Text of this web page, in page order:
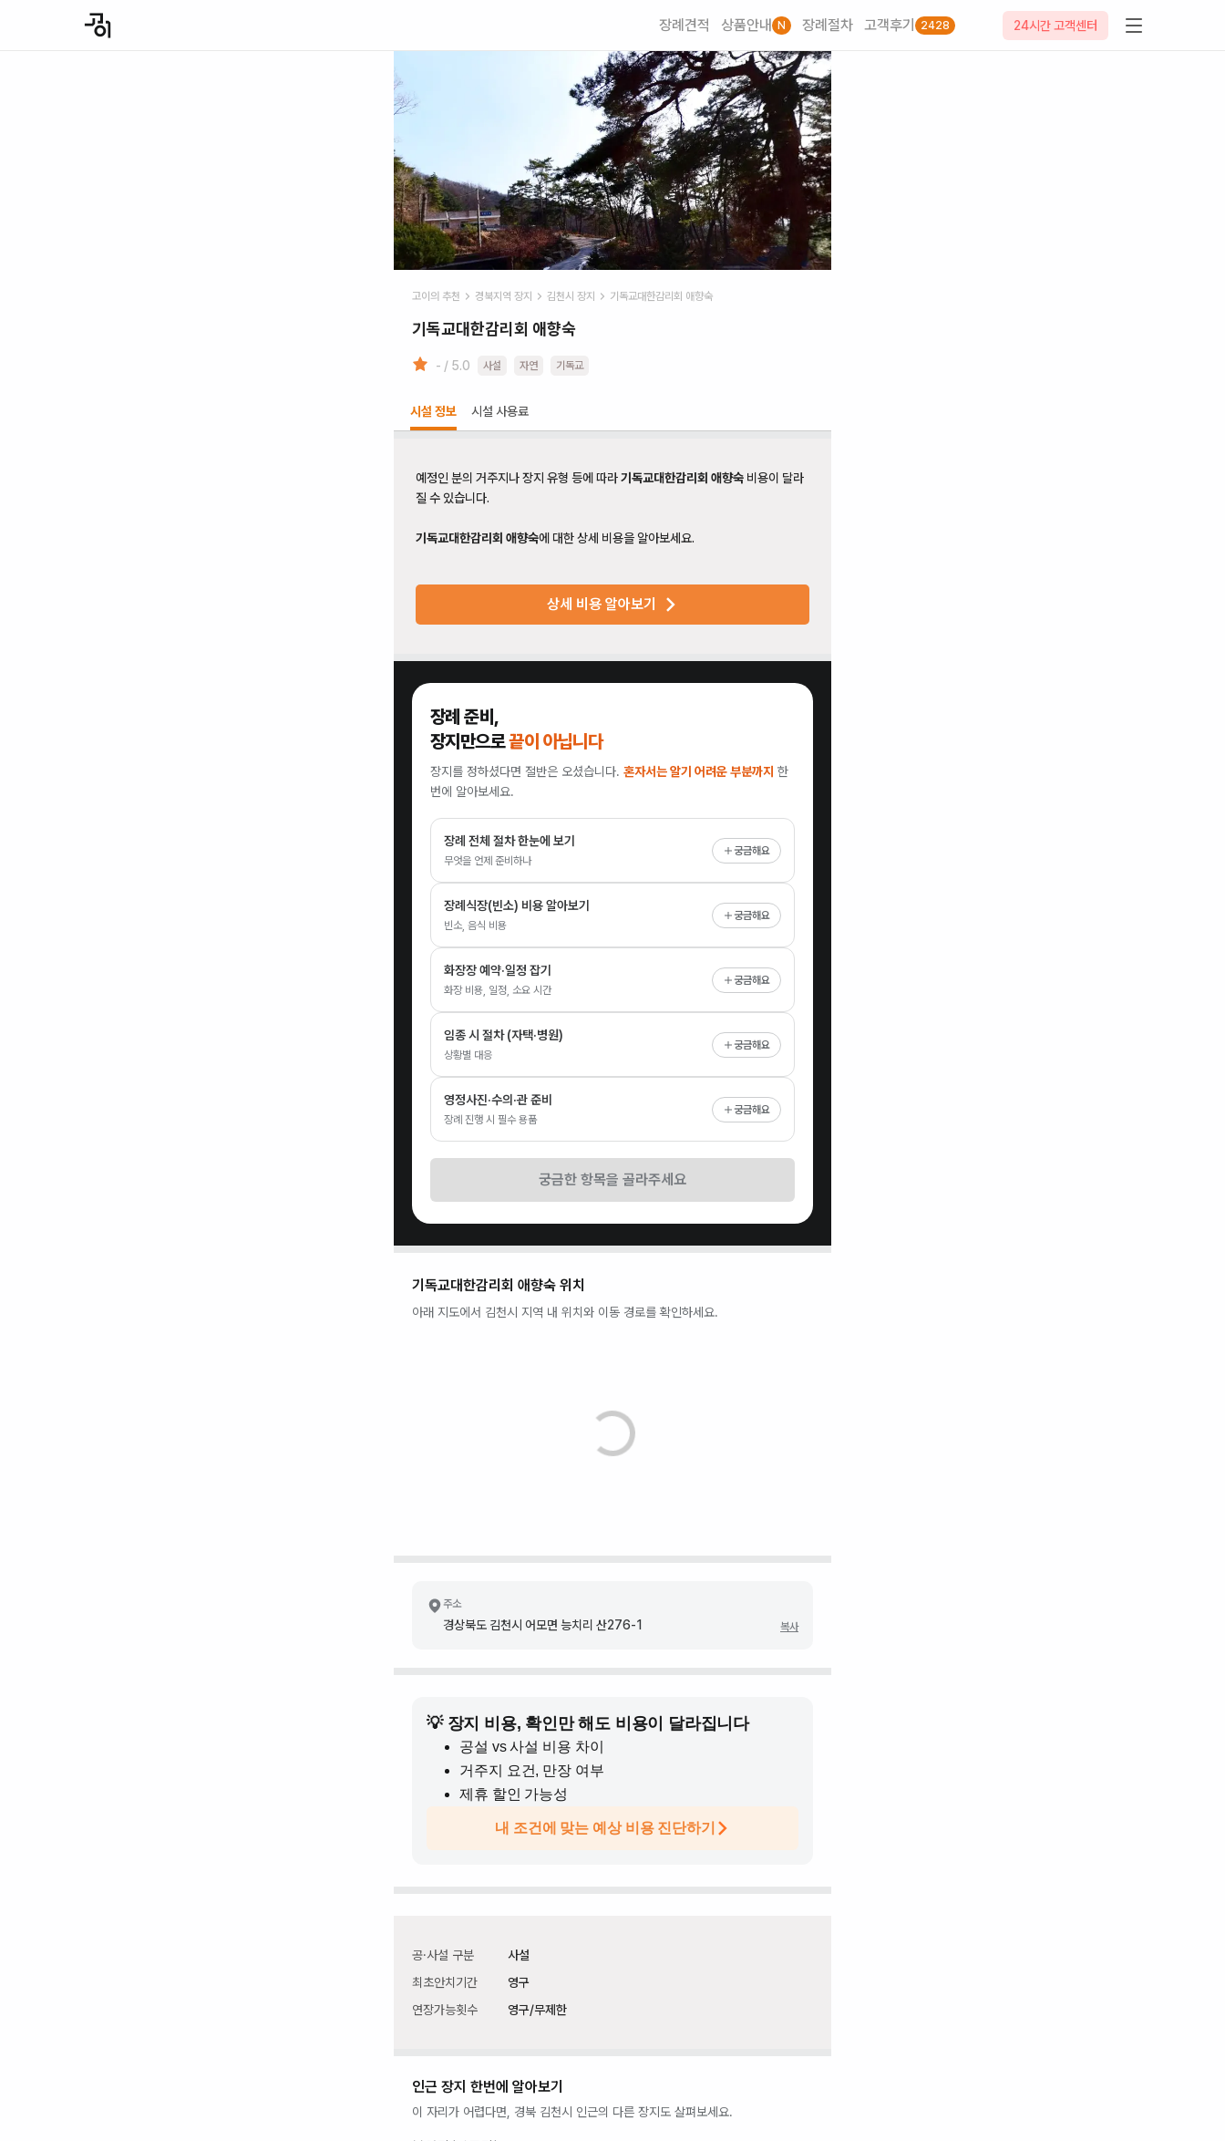
장례견적 상품안내 N 장례절차 고객후기 2428 24시간 고객센터
고이의 추천 경북지역 장지 김천시 장지 기독교대한감리회 애향숙
기독교대한감리회 애향숙
- / 5.0 사설 자연 기독교
시설 정보 시설 사용료
예정인 분의 거주지나 장지 유형 등에 따라기독교대한감리회 애향숙 비용이 달라
질 수 있습니다.
기독교대한감리회 애향숙에 대한 상세 비용을 알아보세요.
상세 비용 알아보기
장례 준비,
장지만으로끝이 아닙니다
장지를 정하셨다면 절반은 오셨습니다. 혼자서는 알기 어려운 부분까지 한
번에 알아보세요.
장례 전체 절차 한눈에 보기
무엇을 언제 준비하나
궁금해요
장례식장(빈소) 비용 알아보기
빈소, 음식 비용
궁금해요
화장장 예약·일정 잡기
화장 비용, 일정, 소요 시간
궁금해요
임종 시 절차 (자택·병원)
상황별 대응
궁금해요
영정사진·수의·관 준비
장례 진행 시 필수 용품
궁금해요
궁금한 항목을 골라주세요
기독교대한감리회 애향숙 위치
아래 지도에서 김천시 지역 내 위치와 이동 경로를 확인하세요.
주소
경상북도 김천시 어모면 능치리 산276-1 복사
💡 장지 비용, 확인만 해도 비용이 달라집니다
공설 vs 사설 비용 차이
거주지 요건, 만장 여부
제휴 할인 가능성
내 조건에 맞는 예상 비용 진단하기
공·사설 구분
사설
최초안치기간
영구
연장가능횟수
영구/무제한
인근 장지 한번에 알아보기
이 자리가 어렵다면, 경북 김천시 인근의 다른 장지도 살펴보세요.